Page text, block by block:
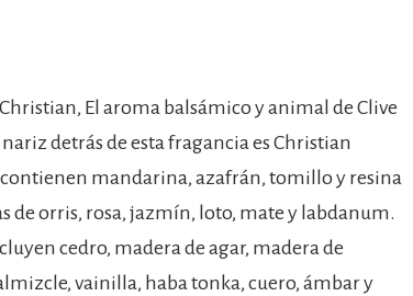
El aroma balsámico y animal de Clive
detrás de esta fragancia es Christian
contienen mandarina, azafrán, tomillo y resina
de orris, rosa, jazmín, loto, mate y labdanum.
cedro, madera de agar, madera de
vainilla, haba tonka, cuero, ámbar y